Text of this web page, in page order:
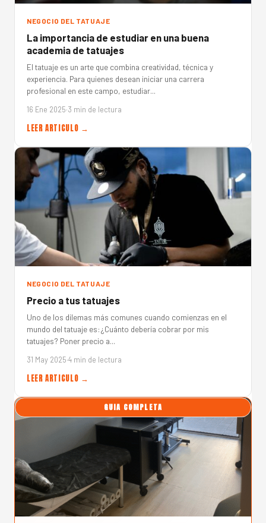
NEGOCIO DEL TATUAJE
La importancia de estudiar en una buena
academia de tatuajes
El tatuaje es un arte que combina creatividad, técnica y
experiencia. Para quienes desean iniciar una carrera
profesional en este campo, estudiar...
16 Ene 2025·3 min de lectura
LEER ARTICULO →
NEGOCIO DEL TATUAJE
Precio a tus tatuajes
Uno de los dilemas más comunes cuando comienzas en el
mundo del tatuaje es:¿Cuánto debería cobrar por mis
tatuajes? Poner precio a...
31 May 2025·4 min de lectura
LEER ARTICULO →
GUIA COMPLETA